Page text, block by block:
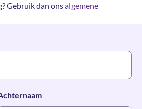
Gebruik dan onsalgemene